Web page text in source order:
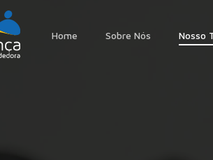
Home Sobre Nós Nosso